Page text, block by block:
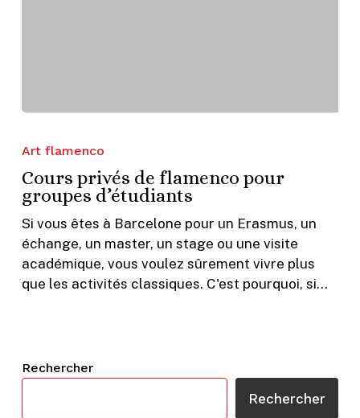
flamenco
pour
groupes
d’étudiants
Art flamenco
Cours privés de flamenco pour
groupes d’étudiants
Si vous êtes à Barcelone pour un Erasmus, un
échange, un master, un stage ou une visite
académique, vous voulez sûrement vivre plus
que les activités classiques. C'est pourquoi, si…
Rechercher
Rechercher